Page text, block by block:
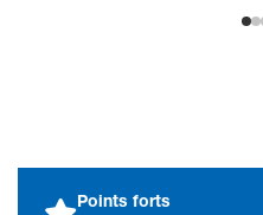
Points forts